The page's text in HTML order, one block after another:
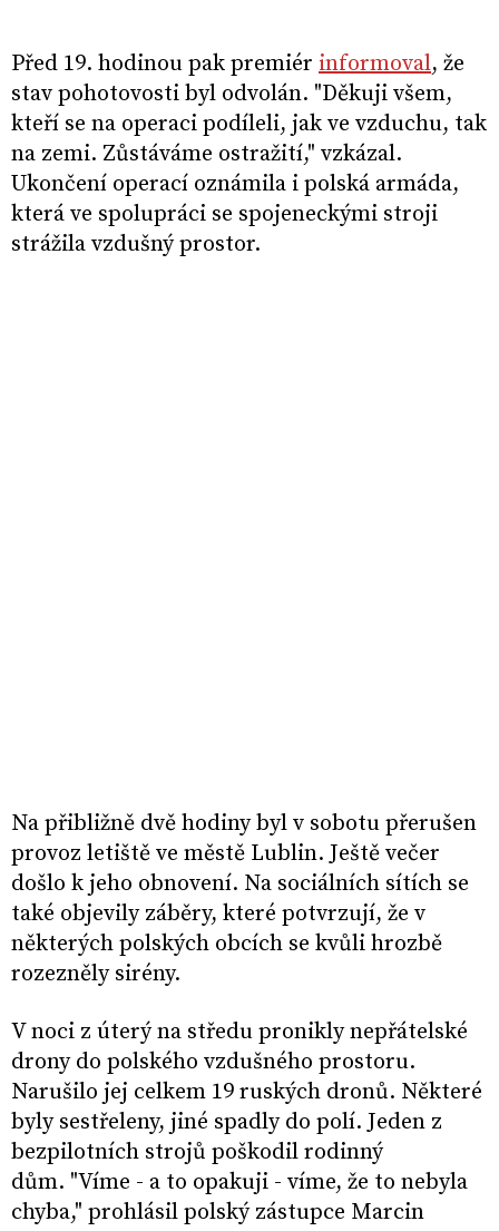
Před 19. hodinou pak premiér informoval, že
stav pohotovosti byl odvolán. "Děkuji všem,
kteří se na operaci podíleli, jak ve vzduchu, tak
na zemi. Zůstáváme ostražití," vzkázal.
Ukončení operací oznámila i polská armáda,
která ve spolupráci se spojeneckými stroji
strážila vzdušný prostor.
Na přibližně dvě hodiny byl v sobotu přerušen
provoz letiště ve městě Lublin. Ještě večer
došlo k jeho obnovení. Na sociálních sítích se
také objevily záběry, které potvrzují, že v
některých polských obcích se kvůli hrozbě
rozezněly sirény.
V noci z úterý na středu pronikly nepřátelské
drony do polského vzdušného prostoru.
Narušilo jej celkem 19 ruských dronů. Některé
byly sestřeleny, jiné spadly do polí. Jeden z
bezpilotních strojů poškodil rodinný
dům. "Víme - a to opakuji - víme, že to nebyla
chyba," prohlásil polský zástupce Marcin